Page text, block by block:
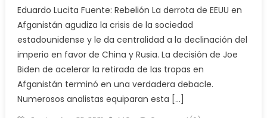
Eduardo Lucita Fuente: Rebelión La derrota de EEUU en
Afganistán agudiza la crisis de la sociedad
estadounidense y le da centralidad a la declinación del
imperio en favor de China y Rusia. La decisión de Joe
Biden de acelerar la retirada de las tropas en
Afganistán terminó en una verdadera debacle.
Numerosos analistas equiparan esta […]